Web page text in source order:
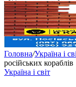
Головна/Україна і
російських кораблів
Україна і світ